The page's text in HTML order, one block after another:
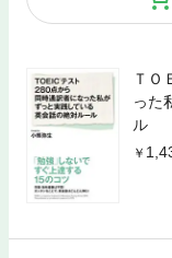
ＴＯ
った
ル